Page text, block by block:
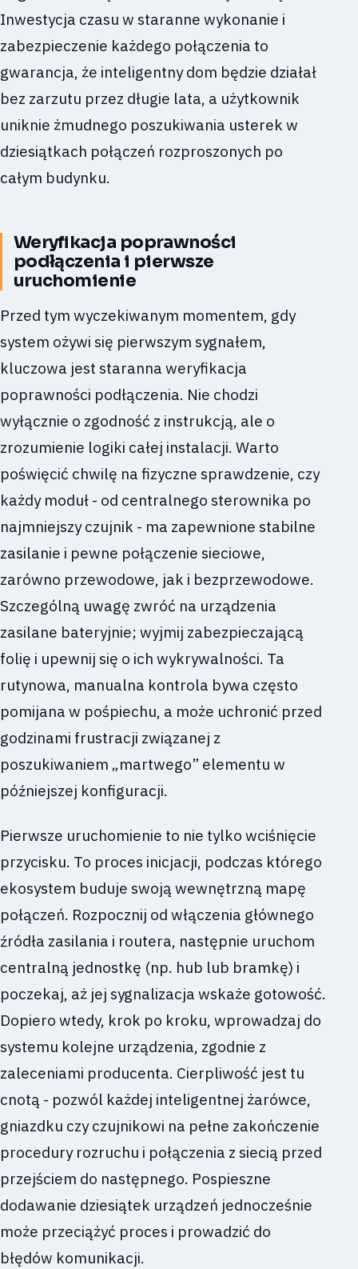
Inwestycja czasu w staranne wykonanie i
zabezpieczenie każdego połączenia to
gwarancja, że inteligentny dom będzie działał
bez zarzutu przez długie lata, a użytkownik
uniknie żmudnego poszukiwania usterek w
dziesiątkach połączeń rozproszonych po
całym budynku.
Weryfikacja poprawności
podłączenia i pierwsze
uruchomienie
Przed tym wyczekiwanym momentem, gdy
system ożywi się pierwszym sygnałem,
kluczowa jest staranna weryfikacja
poprawności podłączenia. Nie chodzi
wyłącznie o zgodność z instrukcją, ale o
zrozumienie logiki całej instalacji. Warto
poświęcić chwilę na fizyczne sprawdzenie, czy
każdy moduł - od centralnego sterownika po
najmniejszy czujnik - ma zapewnione stabilne
zasilanie i pewne połączenie sieciowe,
zarówno przewodowe, jak i bezprzewodowe.
Szczególną uwagę zwróć na urządzenia
zasilane bateryjnie; wyjmij zabezpieczającą
folię i upewnij się o ich wykrywalności. Ta
rutynowa, manualna kontrola bywa często
pomijana w pośpiechu, a może uchronić przed
godzinami frustracji związanej z
poszukiwaniem „martwego” elementu w
późniejszej konfiguracji.
Pierwsze uruchomienie to nie tylko wciśnięcie
przycisku. To proces inicjacji, podczas którego
ekosystem buduje swoją wewnętrzną mapę
połączeń. Rozpocznij od włączenia głównego
źródła zasilania i routera, następnie uruchom
centralną jednostkę (np. hub lub bramkę) i
poczekaj, aż jej sygnalizacja wskaże gotowość.
Dopiero wtedy, krok po kroku, wprowadzaj do
systemu kolejne urządzenia, zgodnie z
zaleceniami producenta. Cierpliwość jest tu
cnotą - pozwól każdej inteligentnej żarówce,
gniazdku czy czujnikowi na pełne zakończenie
procedury rozruchu i połączenia z siecią przed
przejściem do następnego. Pospieszne
dodawanie dziesiątek urządzeń jednocześnie
może przeciążyć proces i prowadzić do
błędów komunikacji.